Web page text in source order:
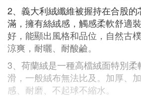
2、義大利絨纖維被握持在合股的
滿，擁有絲絨感，觸感柔軟舒適
好，能顯出風格和品位，自然古
涼爽，耐曬、耐酸鹼。
3、荷蘭絨是一種高檔絨面特別柔
滑，一般絨布無法比及。加厚、
感、耐磨、不起球不縮水。